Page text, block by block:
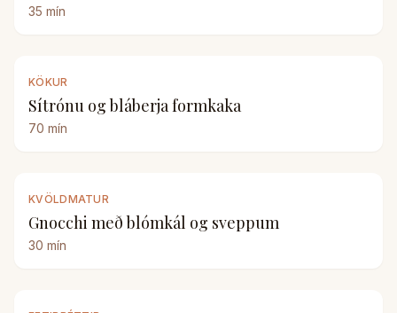
35 mín
KÖKUR
Sítrónu og bláberja formkaka
70 mín
KVÖLDMATUR
Gnocchi með blómkál og sveppum
30 mín